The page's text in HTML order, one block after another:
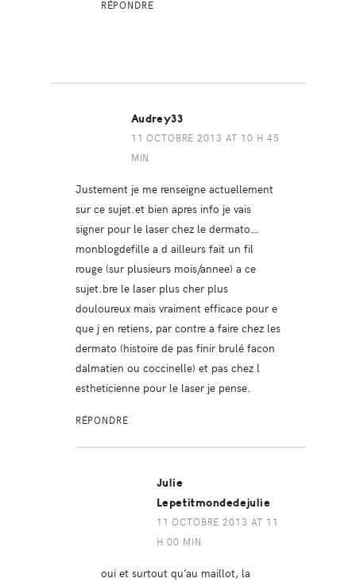
RÉPONDRE
Audrey33
11 OCTOBRE 2013 AT 10 H 45
MIN
Justement je me renseigne actuellement
sur ce sujet.et bien apres info je vais
signer pour le laser chez le dermato…
monblogdefille a d ailleurs fait un fil
rouge (sur plusieurs mois/annee) a ce
sujet.bre le laser plus cher plus
douloureux mais vraiment efficace pour e
que j en retiens, par contre a faire chez les
dermato (histoire de pas finir brulé facon
dalmatien ou coccinelle) et pas chez l
estheticienne pour le laser je pense.
RÉPONDRE
Julie
Lepetitmondedejulie
11 OCTOBRE 2013 AT 11
H 00 MIN
oui et surtout qu’au maillot, la